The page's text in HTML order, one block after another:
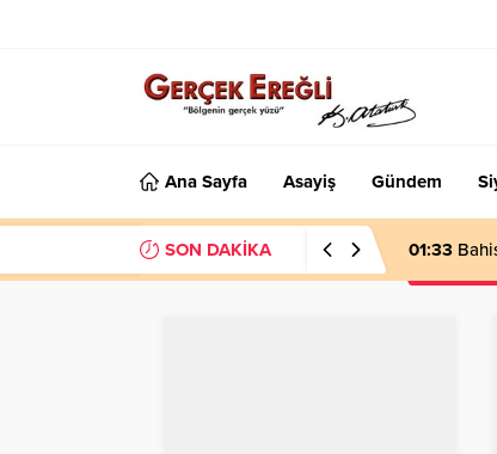
Ana Sayfa Asayiş Gündem
SON DAKİKA 01:33